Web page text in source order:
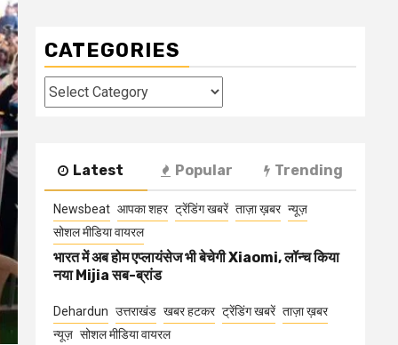
CATEGORIES
Categories
Latest Popular Trending
Newsbeat आपका शहर ट्रेंडिंग खबरें ताज़ा ख़बर न्यूज़
सोशल मीडिया वायरल
भारत में अब होम एप्लायंसेज भी बेचेगी Xiaomi, लॉन्च किया
नया Mijia सब-ब्रांड
Dehardun उत्तराखंड खबर हटकर ट्रेंडिंग खबरें ताज़ा ख़बर
न्यूज़ सोशल मीडिया वायरल